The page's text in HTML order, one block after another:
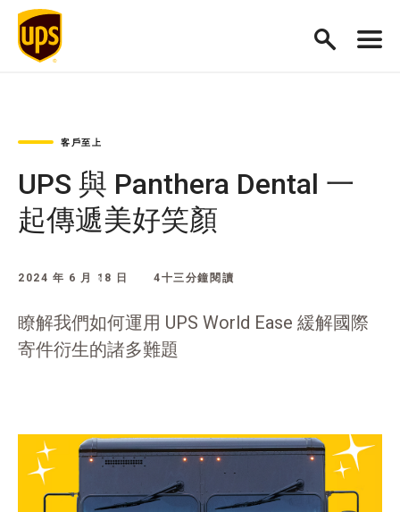
客戶至上
UPS 與 Panthera Dental 一
起傳遞美好笑顏
2024 年 6 月 18 日 4十三分鐘閱讀
瞭解我們如何運用 UPS World Ease 緩解國際
寄件衍生的諸多難題